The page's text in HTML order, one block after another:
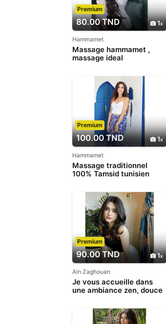
80.00 TND 1
Premium
Hammamet
Massage hammamet ,
massage ideal
100.00 TND 1
Premium
Hammamet
Massage traditionnel
100% Tamsid tunisien
90.00 TND 1
Premium
Ain Zaghouan
Je vous accueille dans
une ambiance zen, douce